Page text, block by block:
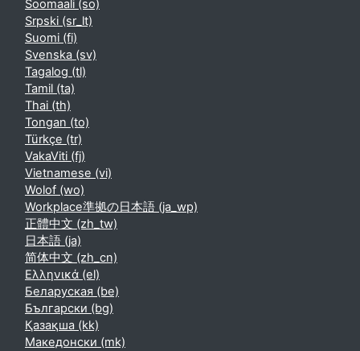
Soomaali ‎(so)‎
Srpski ‎(sr_lt)‎
Suomi ‎(fi)‎
Svenska ‎(sv)‎
Tagalog ‎(tl)‎
Tamil ‎(ta)‎
Thai ‎(th)‎
Tongan ‎(to)‎
Türkçe ‎(tr)‎
VakaViti ‎(fj)‎
Vietnamese ‎(vi)‎
Wolof ‎(wo)‎
Workplace準拠の日本語 ‎(ja_wp)‎
正體中文 ‎(zh_tw)‎
日本語 ‎(ja)‎
简体中文 ‎(zh_cn)‎
Ελληνικά ‎(el)‎
Беларуская ‎(be)‎
Български ‎(bg)‎
Қазақша ‎(kk)‎
Македонски ‎(mk)‎